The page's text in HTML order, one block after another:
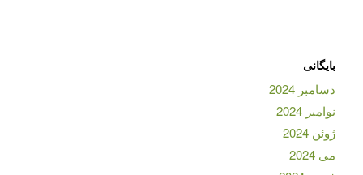
بایگانی
دسامبر 2024
نوامبر 2024
ژوئن 2024
می 2024